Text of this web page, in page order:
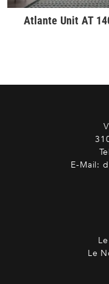
Atlante Unit AT
E-Mail:
Le